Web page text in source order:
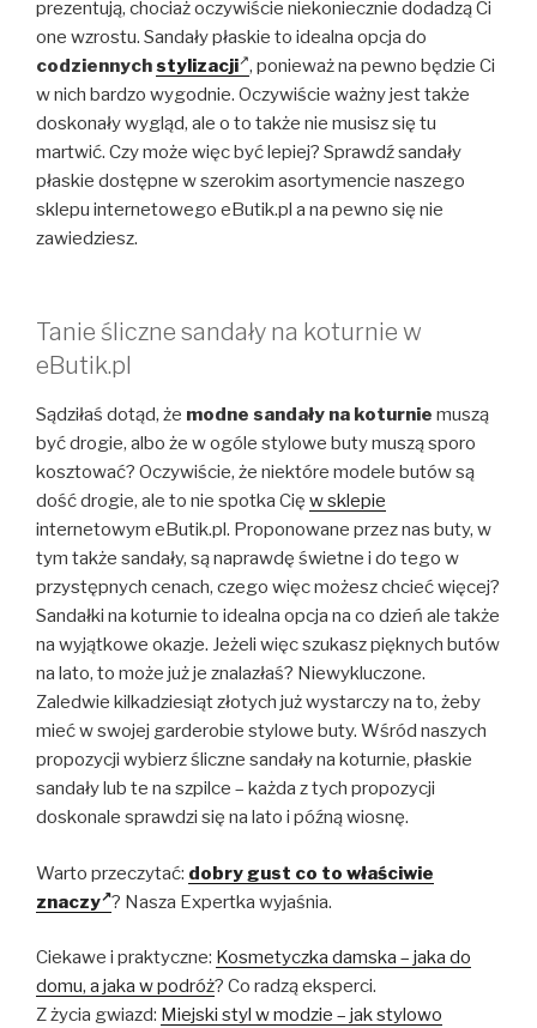
prezentują, chociaż oczywiście niekoniecznie dodadzą Ci
one wzrostu. Sandały płaskie to idealna opcja do
codziennychstylizacji , ponieważ na pewno będzie Ci
w nich bardzo wygodnie. Oczywiście ważny jest także
doskonały wygląd, ale o to także nie musisz się tu
martwić. Czy może więc być lepiej? Sprawdź sandały
płaskie dostępne w szerokim asortymencie naszego
sklepu internetowego eButik.pl a na pewno się nie
zawiedziesz.
Tanie śliczne sandały na koturnie w
eButik.pl
Sądziłaś dotąd, że modne sandały na koturnie muszą
być drogie, albo że w ogóle stylowe buty muszą sporo
kosztować? Oczywiście, że niektóre modele butów są
dość drogie, ale to nie spotka Cię w sklepie
internetowym eButik.pl. Proponowane przez nas buty, w
tym także sandały, są naprawdę świetne i do tego w
przystępnych cenach, czego więc możesz chcieć więcej?
Sandałki na koturnie to idealna opcja na co dzień ale także
na wyjątkowe okazje. Jeżeli więc szukasz pięknych butów
na lato, to może już je znalazłaś? Niewykluczone.
Zaledwie kilkadziesiąt złotych już wystarczy na to, żeby
mieć w swojej garderobie stylowe buty. Wśród naszych
propozycji wybierz śliczne sandały na koturnie, płaskie
sandały lub te na szpilce – każda z tych propozycji
doskonale sprawdzi się na lato i późną wiosnę.
Warto przeczytać: dobry gust co to właściwie
znaczy ? Nasza Expertka wyjaśnia.
Ciekawe i praktyczne: Kosmetyczka damska – jaka do
domu, a jaka w podróż? Co radzą eksperci.
Z życia gwiazd: Miejski styl w modzie – jak stylowo